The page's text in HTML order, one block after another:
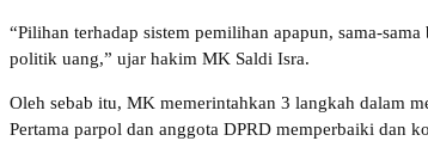
“Pilihan terhadap sistem pemilihan apapun, sama-
politik uang,” ujar hakim MK Saldi Isra.
Oleh sebab itu, MK memerintahkan 3 langkah dalam
Pertama parpol dan anggota DPRD memperbaiki dan